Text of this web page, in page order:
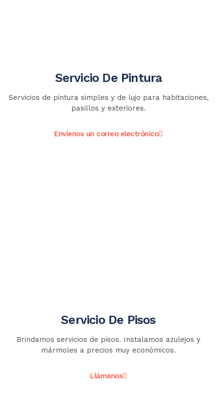
Servicio De Pintura
Servicios de pintura simples y de lujo para habitaciones,
pasillos y exteriores.
Envíenos un correo electrónico
Servicio De Pisos
Brindamos servicios de pisos. Instalamos azulejos y
mármoles a precios muy económicos.
Llámanos